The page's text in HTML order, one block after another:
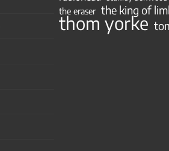
the eraser the king of
thom yorke